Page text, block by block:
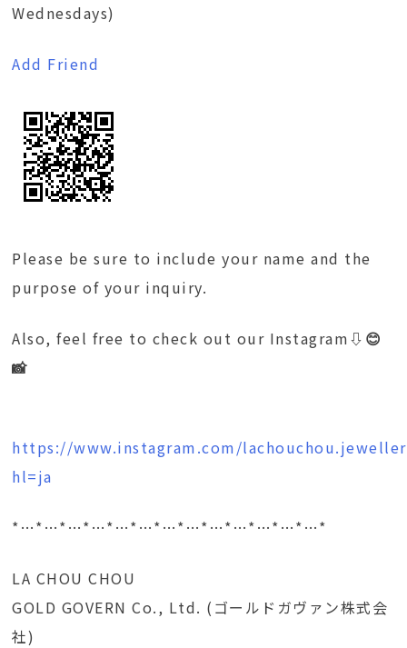
Wednesdays)
Add Friend
Please be sure to include your name and the
purpose of your inquiry.
Also, feel free to check out our Instagram⇩😊
📸
https://www.instagram.com/
hl=ja
*…*…*…*…*…*…*…*…*…*…*…*…*…*
LA CHOU CHOU
GOLD GOVERN Co., Ltd. (ゴールドガヴァン株式会
社)